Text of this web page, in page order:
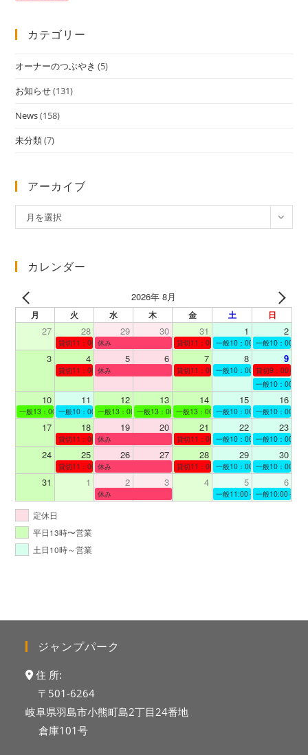
カテゴリー
オーナーのつぶやき (5)
お知らせ(131)
News(158)
未分類(7)
アーカイブ
ー
イ
月を選択
カレンダー
2026年 8月
月 火 水 木 金 土 日
27 28 29 30 31 1 2
貸切11：00～12：00
休み 貸切11：00～12：00一般10：00～19：00
一般10：00～
3 4 5 6 7 8 9
貸切11：00～12：00
休み 貸切11：00～12：00一般10：00～19：00
貸切9：00～10
一般10：00～
10 11 12 13 14 15 16
一般13：00～19：00一般10：00～19：00一般13：00～19：00一般13：00～19：00一般13：00～19：00一般10：00～19：00
一般10：00～
17 18 19 20 21 22 23
貸切11：00～12：00
休み 貸切11：00～13：00一般10：00～19：00
一般10：00～
24 25 26 27 28 29 30
貸切11：00～13：00
休み 貸切11：00～12：00一般10：00～19：00
一般10：00～
31 1 2 3 4 5 6
休み 一般11:00～19:00一般10:00～
定休日
平日13時〜営業
土日10時～営業
ジャンプパーク
住 所:
〒501-6264
岐阜県羽島市小熊町島2丁目24番地
倉庫101号